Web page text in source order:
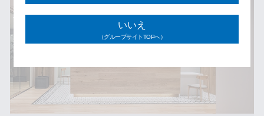
いいえ
（グループサイトTOPへ）